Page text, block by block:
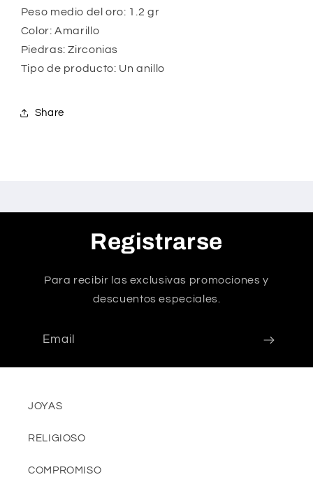
Peso medio del oro: 1.2 gr
Color: Amarillo
Piedras: Zirconias
Tipo de producto: Un anillo
Share
Registrarse
Para recibir las exclusivas promociones y
descuentos especiales.
Email
JOYAS
RELIGIOSO
COMPROMISO